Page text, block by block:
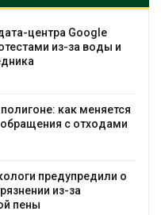
центра Google
из-за воды и
как меняется
обращения с отходами
предупредили о
из-за
пены